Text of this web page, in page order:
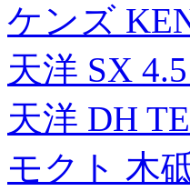
ケンズ
天洋 SX
天洋 DH
モクト 木